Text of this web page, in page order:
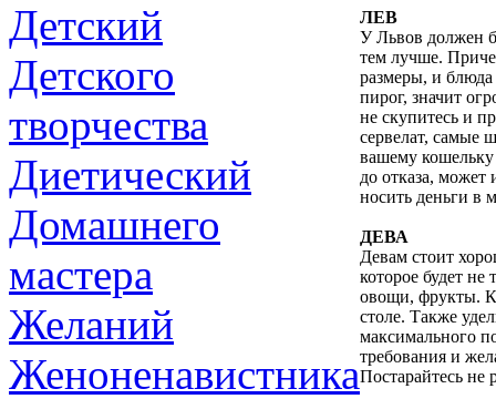
Детский
Детского
творчества
Диетический
Домашнего
мастера
Желаний
Женоненавистника
ЛЕВ
У Львов должен
тем лучше.
размеры, и блюда
пирог, значит
не скупитесь и
сервелат, самые
вашему кошельку
до отказа, может
носить деньги в
ДЕВА
Девам стоит
которое будет
овощи, фрукты.
столе. Также
максимального
требования и
Постарайтесь не